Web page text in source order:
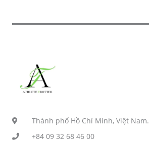
Thành phố Hồ Chí Minh, Việt Nam.
+84 09 32 68 46 00